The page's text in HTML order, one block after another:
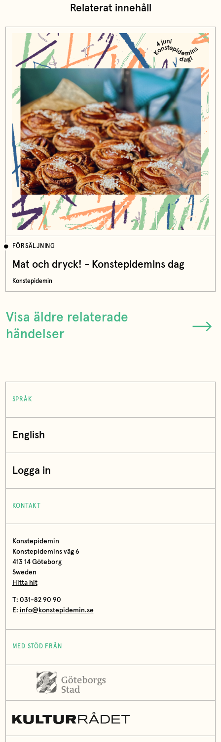
Relaterat innehåll
FÖRSÄLJNING
Mat och dryck! - Konstepidemins dag
Konstepidemin
Visa äldre relaterade
händelser
SPRÅK
English
Logga in
KONTAKT
Konstepidemin
Konstepidemins väg 6
413 14 Göteborg
Sweden
Hitta hit
T: 031-82 90 90
E: info@konstepidemin.se
MED STÖD FRÅN